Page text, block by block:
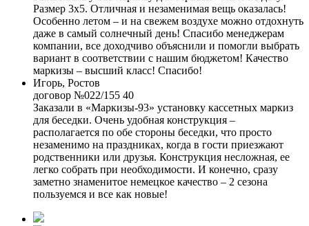
Размер 3х5. Отличная и незаменимая вещь оказалась!
Особенно летом – и на свежем воздухе можно отдохнуть
даже в самый солнечный день! Спасибо менеджерам
компании, все доходчиво объяснили и помогли выбрать
вариант в соответствии с нашим бюджетом! Качество
маркизы – высший класс! Спасибо!
Игорь, Ростов
договор №022/155 40
Заказали в «Маркизы-93» установку кассетных маркиз
для беседки. Очень удобная конструкция –
располагается по обе стороны беседки, что просто
незаменимо на праздниках, когда в гости приезжают
родственники или друзья. Конструкция несложная, ее
легко собрать при необходимости. И конечно, сразу
заметно знаменитое немецкое качество – 2 сезона
пользуемся и все как новые!